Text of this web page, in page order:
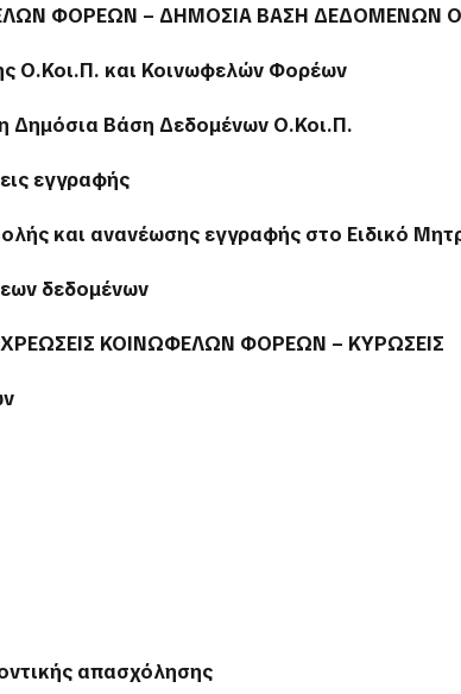
ΦΟΡΕΩΝ – ΔΗΜΟΣΙΑ ΒΑΣΗ ΔΕΔΟΜΕΝΩΝ
Ο.Κοι.Π. και Κοινωφελών Φορέων
Δημόσια Βάση Δεδομένων Ο.Κοι.Π.
εγγραφής
και ανανέωσης εγγραφής στο Ειδικό
δεδομένων
ΚΟΙΝΩΦΕΛΩΝ ΦΟΡΕΩΝ – ΚΥΡΩΣΕΙΣ
απασχόλησης